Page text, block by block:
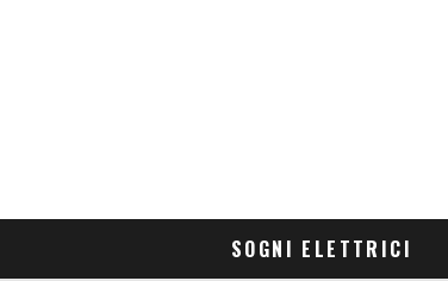
SOGNI ELETTRICI